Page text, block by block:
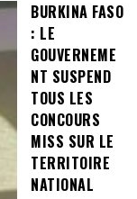
BURKINA FASO
: LE
GOUVERNEME
NT SUSPEND
TOUS LES
CONCOURS
MISS SUR LE
TERRITOIRE
NATIONAL